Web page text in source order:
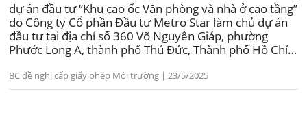
dự án đầu tư “Khu cao ốc Văn phòng và nhà ở cao tầng”
do Công ty Cổ phần Đầu tư Metro Star làm chủ dự án
đầu tư tại địa chỉ số 360 Võ Nguyên Giáp, phường
Phước Long A, thành phố Thủ Đức, Thành phố Hồ Chí
BC đề nghị cấp giấy phép Môi trường | 23/5/2025